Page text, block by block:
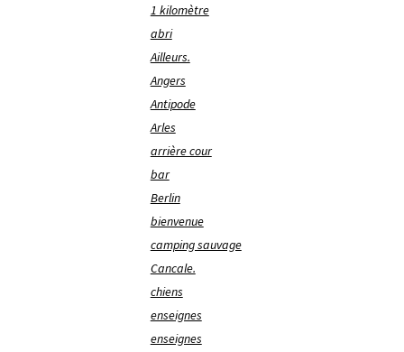
1 kilomètre
abri
Ailleurs.
Angers
Antipode
Arles
arrière cour
bar
Berlin
bienvenue
camping sauvage
Cancale.
chiens
enseignes
enseignes